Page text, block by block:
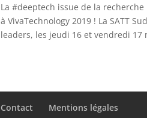
La #deeptech issue de la recherche
à VivaTechnology 2019 ! La SATT
leaders, les jeudi 16 et vendredi 17
Contact Mentions légales